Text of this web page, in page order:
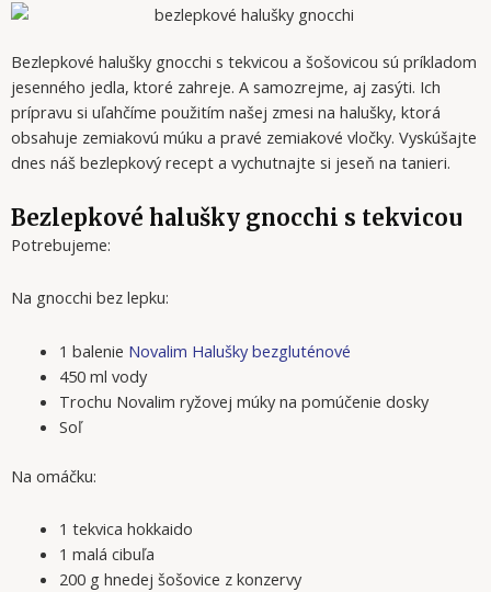
Bezlepkové halušky gnocchi s tekvicou a šošovicou sú príkladom
jesenného jedla, ktoré zahreje. A samozrejme, aj zasýti. Ich
prípravu si uľahčíme použitím našej zmesi na halušky, ktorá
obsahuje zemiakovú múku a pravé zemiakové vločky. Vyskúšajte
dnes náš bezlepkový recept a vychutnajte si jeseň na tanieri.
Bezlepkové halušky gnocchi s tekvicou
Potrebujeme:
Na gnocchi bez lepku:
1 balenie Novalim Halušky bezgluténové
450 ml vody
Trochu Novalim ryžovej múky na pomúčenie dosky
Soľ
Na omáčku:
1 tekvica hokkaido
1 malá cibuľa
200 g hnedej šošovice z konzervy